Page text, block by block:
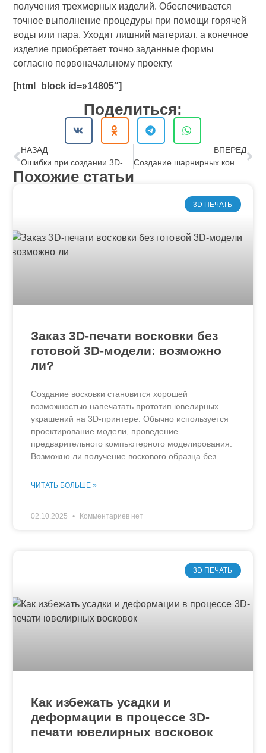
получения трехмерных изделий. Обеспечивается
точное выполнение процедуры при помощи горячей
воды или пара. Уходит лишний материал, а конечное
изделие приобретает точно заданные формы
согласно первоначальному проекту.
[html_block id=»14805″]
Поделиться:
НАЗАД
Ошибки при создании 3D-моделей для ювелирки и как их избежать
ВПЕРЕД
Создание шарнирных конструкций в ювелирных изделиях с помощью 3D-печати
Похожие статьи
3D ПЕЧАТЬ
Заказ 3D-печати восковки без
готовой 3D-модели: возможно
ли?
Создание восковки становится хорошей
возможностью напечатать прототип ювелирных
украшений на 3D-принтере. Обычно используется
проектирование модели, проведение
предварительного компьютерного моделирования.
Возможно ли получение воскового образца без
ЧИТАТЬ БОЛЬШЕ »
02.10.2025 Комментариев нет
3D ПЕЧАТЬ
Как избежать усадки и
деформации в процессе 3D-
печати ювелирных восковок